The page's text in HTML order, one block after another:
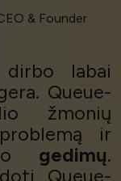
& Founder
dirbo labai
Queue-
žmonių
ir
gedimų.
Queue-